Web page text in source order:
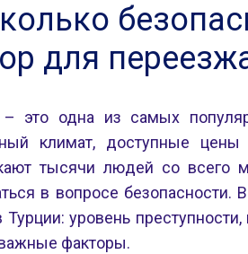
для
– это одна из самых
климат, доступные
тысячи людей со всего
в вопросе
уровень
факторы.